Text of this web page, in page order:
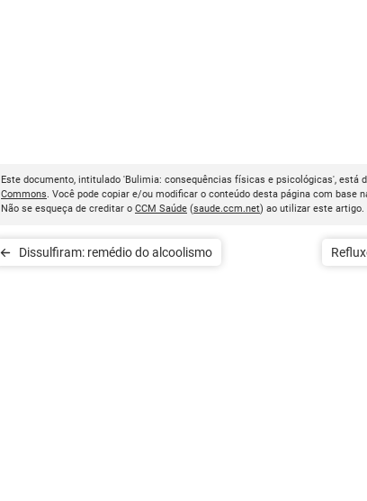
Este documento, intitulado 'Bulimia: consequências físicas e psicológicas', está
Commons. Você pode copiar e/ou modificar o conteúdo desta página com base
Não se esqueça de creditar o CCM Saúde (saude.ccm.net) ao utilizar este artigo.
Dissulfiram: remédio do alcoolismo